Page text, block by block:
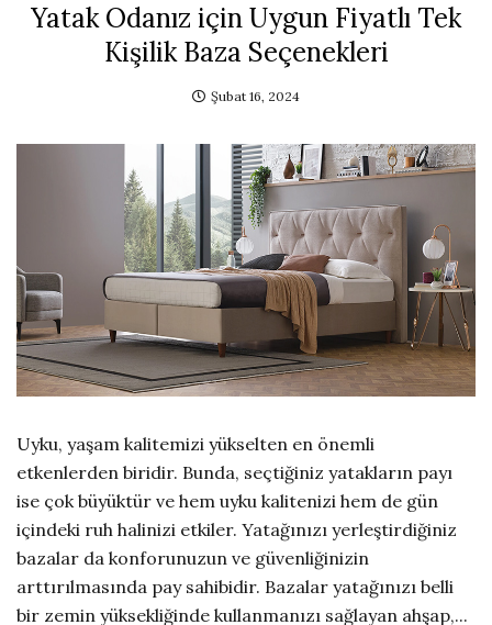
Yatak Odanız için Uygun Fiyatlı Tek
Kişilik Baza Seçenekleri
Şubat 16, 2024
Uyku, yaşam kalitemizi yükselten en önemli
etkenlerden biridir. Bunda, seçtiğiniz yatakların payı
ise çok büyüktür ve hem uyku kalitenizi hem de gün
içindeki ruh halinizi etkiler. Yatağınızı yerleştirdiğiniz
bazalar da konforunuzun ve güvenliğinizin
arttırılmasında pay sahibidir. Bazalar yatağınızı belli
bir zemin yüksekliğinde kullanmanızı sağlayan ahşap,...